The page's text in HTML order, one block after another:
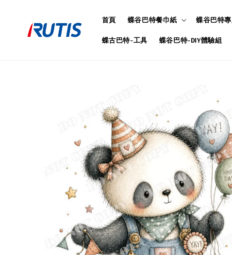
首頁 蝶谷巴特餐巾紙 蝶谷巴特
蝶古巴特-工具
蝶谷巴特-DIY體驗組